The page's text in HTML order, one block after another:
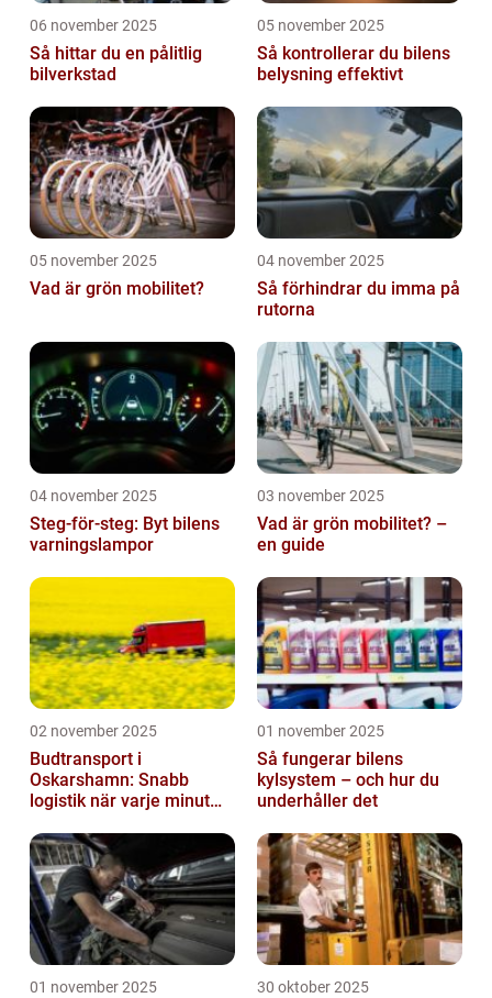
06 november 2025
Så hittar du en pålitlig
bilverkstad
05 november 2025
Så kontrollerar du bilens
belysning effektivt
05 november 2025
Vad är grön mobilitet?
04 november 2025
Så förhindrar du imma på
rutorna
04 november 2025
Steg-för-steg: Byt bilens
varningslampor
03 november 2025
Vad är grön mobilitet? –
en guide
02 november 2025
Budtransport i
Oskarshamn: Snabb
logistik när varje minut
01 november 2025
Så fungerar bilens
kylsystem – och hur du
underhåller det
01 november 2025 30 oktober 2025